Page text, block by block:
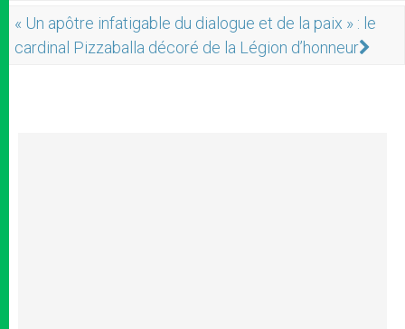
« Un apôtre infatigable du dialogue et de la paix » : le
cardinal Pizzaballa décoré de la Légion d’honneur